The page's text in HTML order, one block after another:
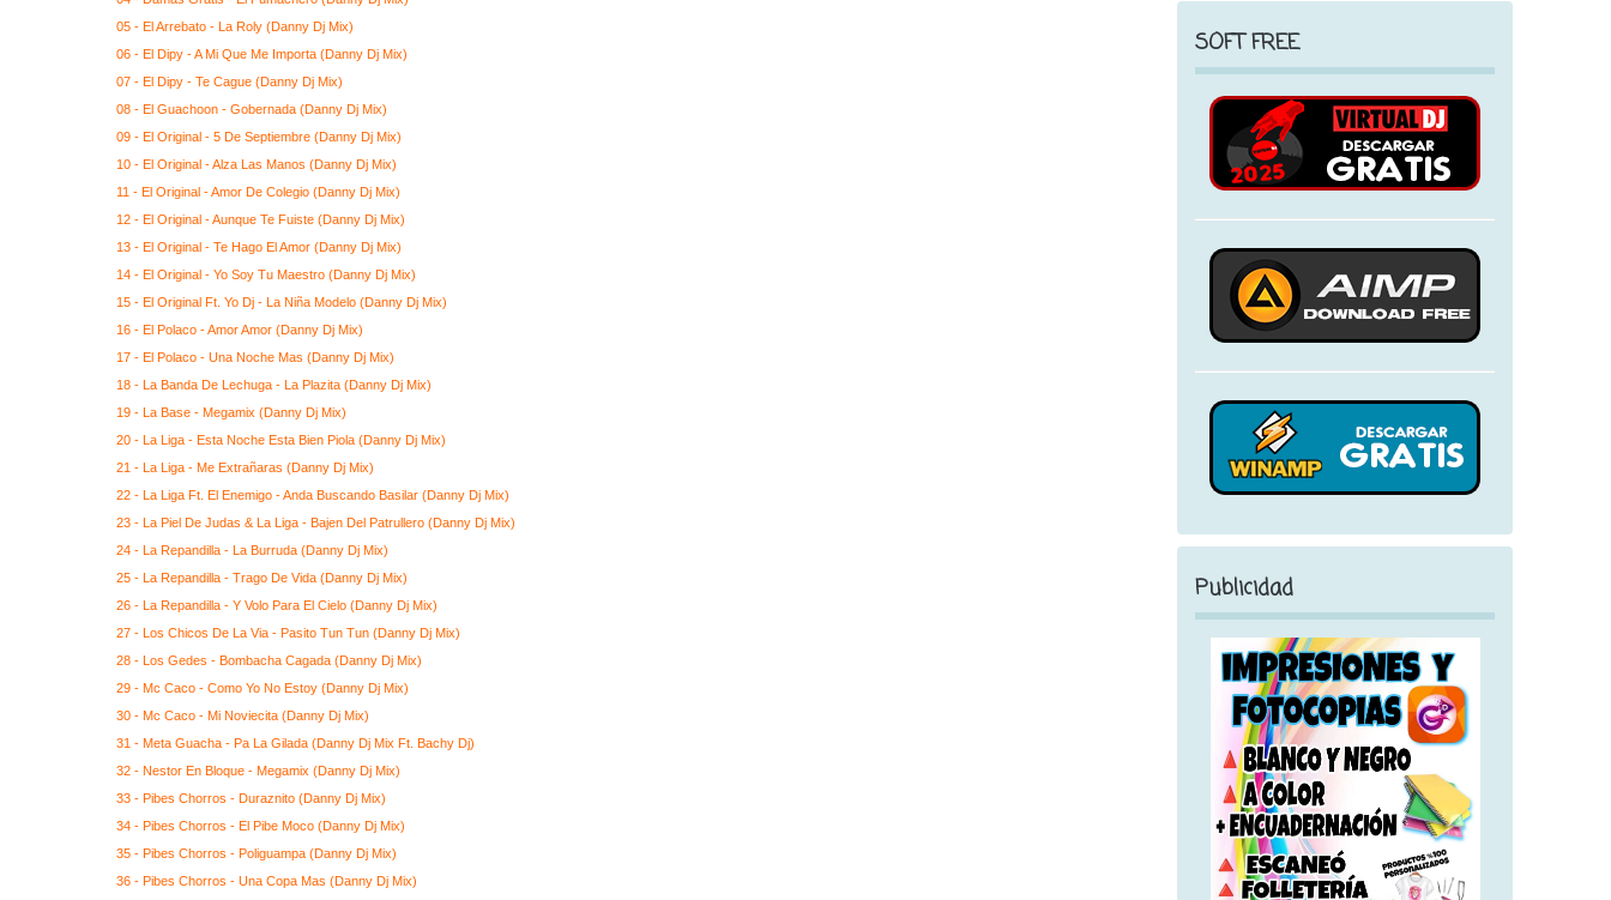
05 - El Arrebato - La Roly (Danny Dj Mix)
06 - El Dipy - A Mi Que Me Importa (Danny Dj Mix)
07 - El Dipy - Te Cague (Danny Dj Mix)
08 - El Guachoon - Gobernada (Danny Dj Mix)
09 - El Original - 5 De Septiembre (Danny Dj Mix)
10 - El Original - Alza Las Manos (Danny Dj Mix)
11 - El Original - Amor De Colegio (Danny Dj Mix)
12 - El Original - Aunque Te Fuiste (Danny Dj Mix)
13 - El Original - Te Hago El Amor (Danny Dj Mix)
14 - El Original - Yo Soy Tu Maestro (Danny Dj Mix)
15 - El Original Ft. Yo Dj - La Niña Modelo (Danny Dj Mix)
16 - El Polaco - Amor Amor (Danny Dj Mix)
17 - El Polaco - Una Noche Mas (Danny Dj Mix)
18 - La Banda De Lechuga - La Plazita (Danny Dj Mix)
19 - La Base - Megamix (Danny Dj Mix)
20 - La Liga - Esta Noche Esta Bien Piola (Danny Dj Mix)
21 - La Liga - Me Extrañaras (Danny Dj Mix)
22 - La Liga Ft. El Enemigo - Anda Buscando Basilar (Danny Dj Mix)
23 - La Piel De Judas & La Liga - Bajen Del Patrullero (Danny Dj Mix)
24 - La Repandilla - La Burruda (Danny Dj Mix)
25 - La Repandilla - Trago De Vida (Danny Dj Mix)
26 - La Repandilla - Y Volo Para El Cielo (Danny Dj Mix)
27 - Los Chicos De La Via - Pasito Tun Tun (Danny Dj Mix)
28 - Los Gedes - Bombacha Cagada (Danny Dj Mix)
29 - Mc Caco - Como Yo No Estoy (Danny Dj Mix)
30 - Mc Caco - Mi Noviecita (Danny Dj Mix)
31 - Meta Guacha - Pa La Gilada (Danny Dj Mix Ft. Bachy Dj)
32 - Nestor En Bloque - Megamix (Danny Dj Mix)
33 - Pibes Chorros - Duraznito (Danny Dj Mix)
34 - Pibes Chorros - El Pibe Moco (Danny Dj Mix)
35 - Pibes Chorros - Poliguampa (Danny Dj Mix)
36 - Pibes Chorros - Una Copa Mas (Danny Dj Mix)
SOFT FREE
Publicidad